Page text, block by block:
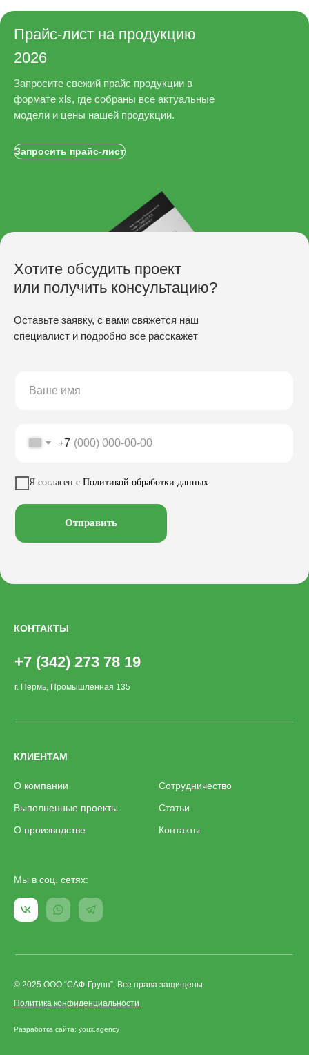
Прайс-лист на продукцию
2026
Запросите свежий прайс продукции в
формате xls, где собраны все актуальные
модели и цены нашей продукции.
Запросить прайс-лист
Хотите обсудить проект
или получить консультацию?
Оставьте заявку, с вами свяжется наш
специалист и подробно все расскажет
+7
Я согласен с Политикой обработки данных
Отправить
КЛИЕНТАМ
© 2025 ООО “САФ-Групп”. Все права защищены
Политика конфиденциальности
Разработка сайта: youx.agency
КОНТАКТЫ
+7 (342) 273 78 19
О компании
Выполненные проекты
О производстве
Сотрудничество
Статьи
Контакты
г. Пермь, Промышленная 135
Мы в соц. сетях:
Заказать звонок